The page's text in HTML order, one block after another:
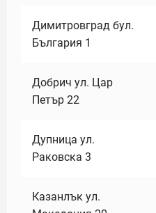
Димитровград бул.
България 1
Добрич ул. Цар
Петър 22
Дупница ул.
Раковска 3
Казанлък ул.